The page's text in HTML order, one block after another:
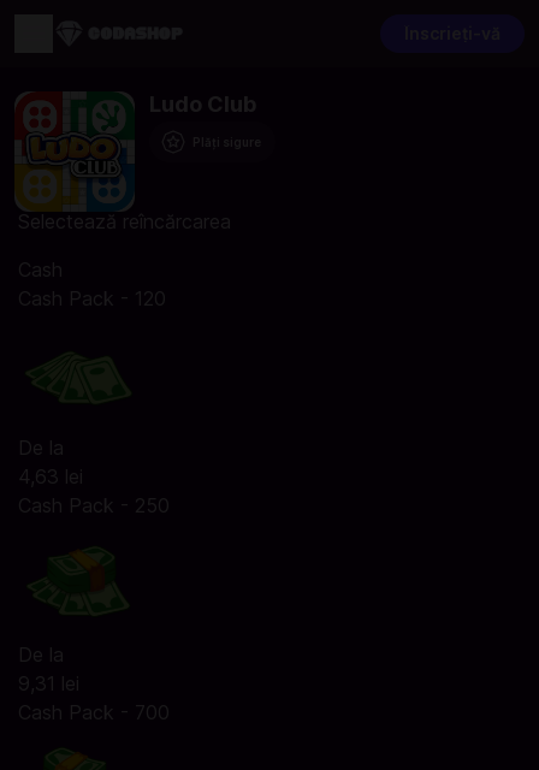
Ludo Club
Selectează reîncărcarea
Cash
Cash Pack - 120
De la
4,63 lei
Cash Pack - 250
De la
9,31 lei
Cash Pack - 700